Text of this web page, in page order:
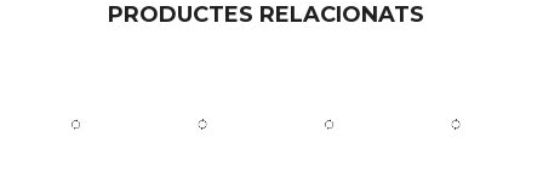
PRODUCTES RELACIONATS